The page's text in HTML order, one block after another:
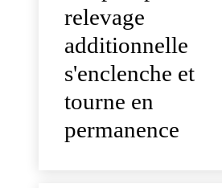
relevage
additionnelle
s'enclenche et
tourne en
permanence